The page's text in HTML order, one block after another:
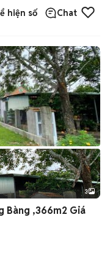
hiện số Chat
3
Bàng ,366m2 Giá